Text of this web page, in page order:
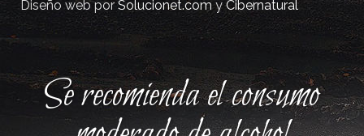
Diseño web porSolucionet.comyCibernatural
Se recomienda el consumo